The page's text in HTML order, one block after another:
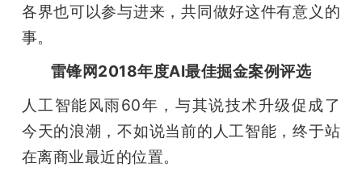
各界也可以参与进来，共同做好这件有意义的
事。
雷锋网2018年度AI最佳掘金案例评选
人工智能风雨60年，与其说技术升级促成了
今天的浪潮，不如说当前的人工智能，终于站
在离商业最近的位置。